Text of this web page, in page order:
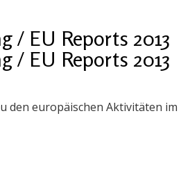
/ EU Reports 2013
/ EU Reports 2013
den europäischen Aktivitäten